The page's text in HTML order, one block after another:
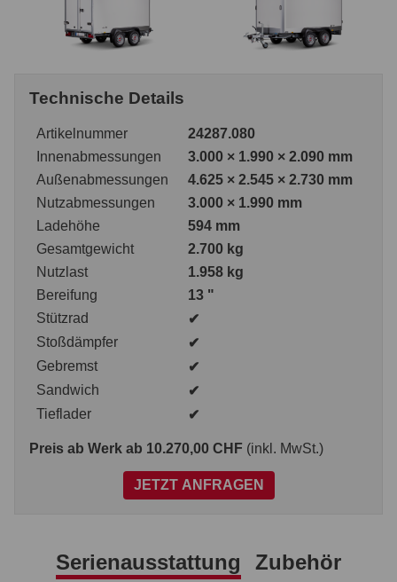
Technische Details
Artikelnummer
24287.080
Innenabmessungen
3.000 × 1.990 × 2.090 mm
Außenabmessungen
4.625 × 2.545 × 2.730 mm
Nutzabmessungen
3.000 × 1.990 mm
Ladehöhe
594 mm
Gesamtgewicht
2.700 kg
Nutzlast
1.958 kg
Bereifung
13 "
Stützrad
✔
Stoßdämpfer
✔
Gebremst
✔
Sandwich
✔
Tieflader
✔
Preis ab Werk ab 10.270,00 CHF (inkl. MwSt.)
JETZT ANFRAGEN
Serienausstattung Zubehör